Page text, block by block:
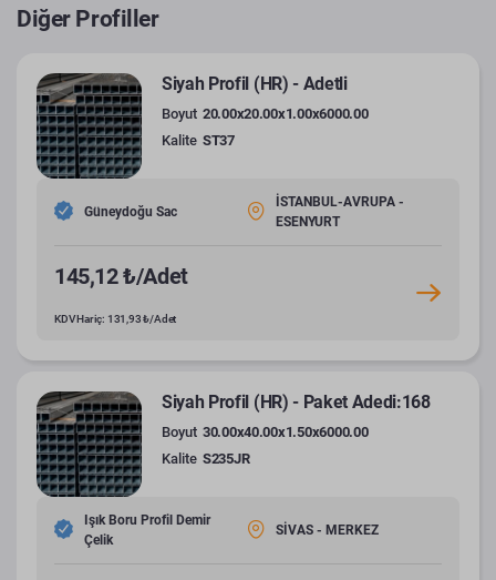
Diğer Profiller
Siyah Profil (HR) - Adetli
Boyut 20.00x20.00x1.00x6000.00
Kalite ST37
Güneydoğu Sac
İSTANBUL-AVRUPA -
ESENYURT
145,12 ₺/Adet
KDV Hariç: 131,93 ₺/Adet
Siyah Profil (HR) - Paket Adedi:168
Boyut 30.00x40.00x1.50x6000.00
Kalite S235JR
Işık Boru Profil Demir
Çelik
SİVAS - MERKEZ